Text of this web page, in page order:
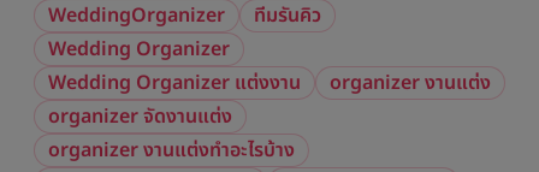
WeddingOrganizer
ทีมรันคิว
Wedding Organizer
Wedding Organizer แต่งงาน
organizer งานแต่ง
organizer จัดงานแต่ง
organizer งานแต่งทำอะไรบ้าง